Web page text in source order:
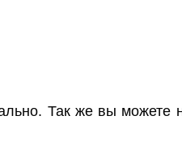
Так же вы можете